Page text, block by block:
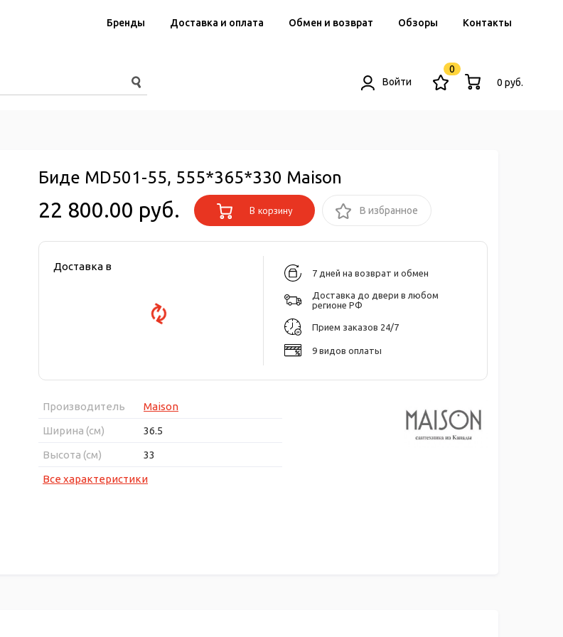
Бренды Доставка и оплата Обмен и возврат Обзоры Контакты
Войти
0
0 руб.
Биде MD501-55, 555*365*330 Maison
22 800.00 руб. В корзину В избранное
Доставка в
7 дней на возврат и обмен
Доставка до двери в любом
регионе РФ
Прием заказов 24/7
9 видов оплаты
Производитель
Maison
Ширина (см)
36.5
Высота (см)
33
Все характеристики